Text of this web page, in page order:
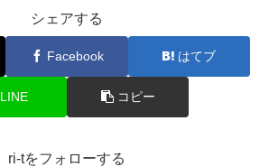
シェアする
Facebook はてブ
LINE コピー
ri-tをフォローする